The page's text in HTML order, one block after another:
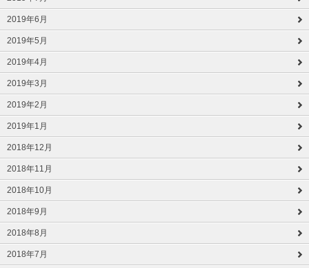
2019年6月
2019年5月
2019年4月
2019年3月
2019年2月
2019年1月
2018年12月
2018年11月
2018年10月
2018年9月
2018年8月
2018年7月